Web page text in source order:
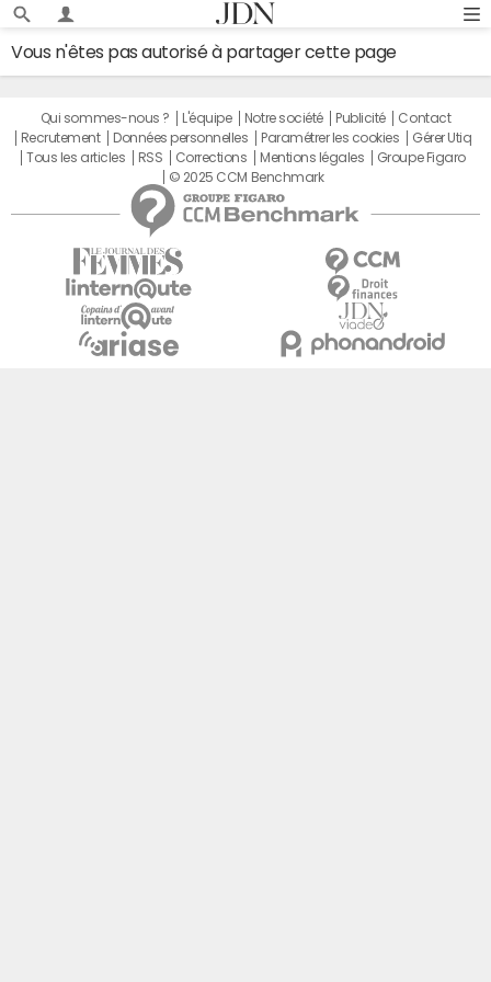
Vous n'êtes pas autorisé à partager cette page
Qui sommes-nous ? L'équipe Notre société Publicité
Contact
Recrutement
Données personnelles Paramétrer les cookies
Gérer Utiq
Tous les articles
RSS Corrections Mentions légales
Groupe Figaro
© 2025 CCM Benchmark